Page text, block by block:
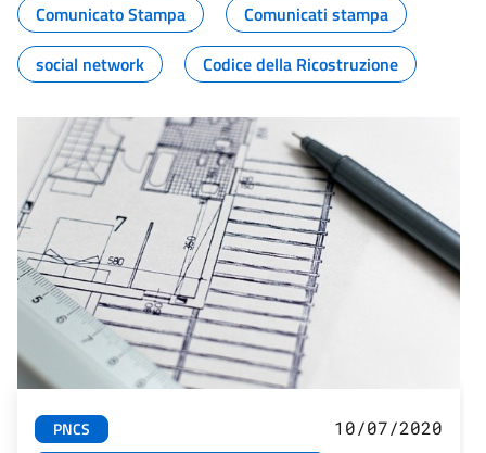
Comunicato Stampa
Comunicati stampa
social network
Codice della Ricostruzione
PNCS
10/07/2020